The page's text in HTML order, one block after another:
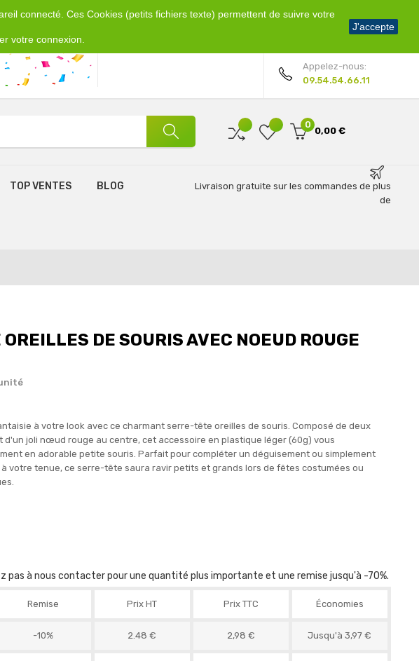
connecté. Ces Cookies (petits fichiers texte) permettent de suivre votre
votre connexion.
J'accepte
Bienvenue !
Mon compte
Appelez-nous:
09.54.54.66.11
0
0,00 €
TOP VENTES BLOG
Livraison gratuite sur les commandes de plus
de
DE SOURIS AVEC NOEUD ROUGE
à votre look avec ce charmant serre-tête oreilles de souris. Composé de deux
d'un joli nœud rouge au centre, cet accessoire en plastique léger (60g) vous
en adorable petite souris. Parfait pour compléter un déguisement ou simplement
votre tenue, ce serre-tête saura ravir petits et grands lors de fêtes costumées ou
pas à nous contacter pour une quantité plus importante et une remise jusqu'à -70%.
Remise Prix HT Prix TTC Économies
-10% 2.48 € 2,98 € Jusqu'à 3,97 €